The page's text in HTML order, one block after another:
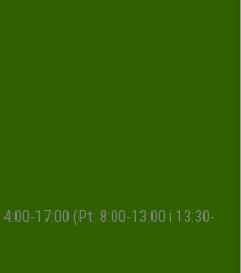
17:00 (Pt: 8:00-13:00 i 13:30-